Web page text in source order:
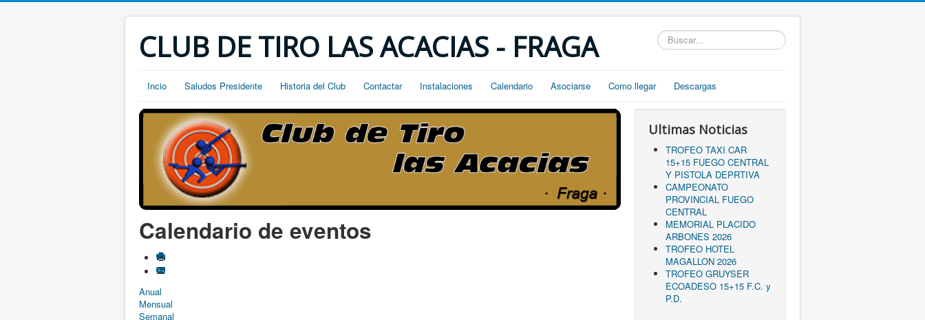
CLUB DE TIRO LAS ACACIAS - FRAGA Buscar...
Incio Saludos Presidente Historia del Club Contactar Instalaciones Calendario Asociarse Como llegar Descargas
Calendario de eventos
Anual
Mensual
Semanal
Ultimas Noticias
TROFEO TAXI CAR
15+15 FUEGO CENTRAL
Y PISTOLA DEPRTIVA
CAMPEONATO
PROVINCIAL FUEGO
CENTRAL
MEMORIAL PLACIDO
ARBONES 2026
TROFEO HOTEL
MAGALLON 2026
TROFEO GRUYSER
ECOADESO 15+15 F.C. y
P.D.